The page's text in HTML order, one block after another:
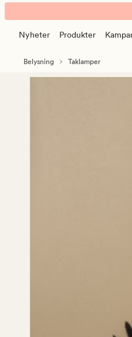
Lune
taklampe
svart
banner.
KlikkNyheter Produkter
Belysning Taklamper